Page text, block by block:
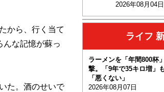
から、行く当て
んな記憶が蘇っ
た。酒のせいで
2026年08月04日
ライフ
ラーメンを「年間800杯
撃。「9年で35キロ増」
「悪くない」
2026年08月07日